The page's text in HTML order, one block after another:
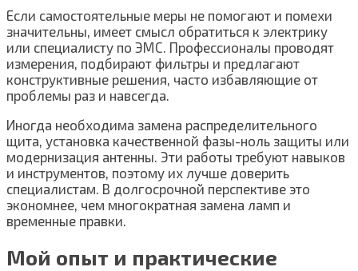
Если самостоятельные меры не помогают и помехи
значительны, имеет смысл обратиться к электрику
или специалисту по ЭМС. Профессионалы проводят
измерения, подбирают фильтры и предлагают
конструктивные решения, часто избавляющие от
проблемы раз и навсегда.
Иногда необходима замена распределительного
щита, установка качественной фазы-ноль защиты или
модернизация антенны. Эти работы требуют навыков
и инструментов, поэтому их лучше доверить
специалистам. В долгосрочной перспективе это
экономнее, чем многократная замена ламп и
временные правки.
Мой опыт и практические